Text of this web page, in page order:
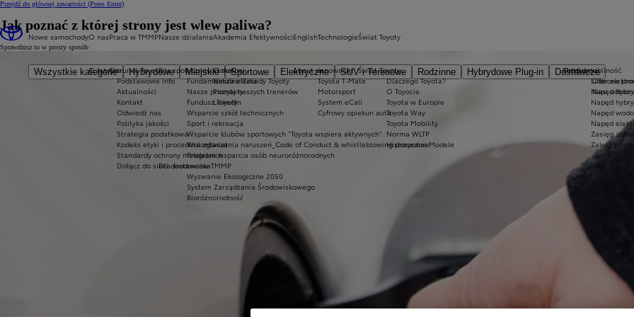
Przejdź do głównej zawartości (Press Enter)
Nowe samochody
Wszystkie kategorie Hybrydowe Miejskie Sportowe Elektryczne SUV i Terenowe Rodzinne Hybrydowe Plug-in
Dostawcze
O nas
O fabryce
Podstawowe info
Aktualności
Kontakt
Odwiedź nas
Polityka jakości
Strategia podatkowa
Kodeks etyki i procedura zgłaszania naruszeń_Code of Conduct & whistleblowing procedure
Standardy ochrony małoletnich
Dołącz do sieci dostawców TMMP
Produkcja
Obecne
Nasi
Praca w TMMP
Kierunek Toyota
Nasze działania
Dla społeczności lokalnej
Fundamentalne Zasady Toyoty
Nasze priorytety
Fundusz Toyoty
Wsparcie szkół technicznych
Sport i rekreacja
Wsparcie klubów sportowych "Toyota wspiera aktywnych"
Wolontariat
Program wsparcia osób neuroróżnorodnych
Dla środowiska
Wyzwanie Ekologiczne 2050
System Zarządzania Środowiskowego
Bioróżnorodność
Akademia Efektywności
O nas
Nasza oferta
Poznaj naszych trenerów
LinkedIn
English
About us
Technologie
Innowacje
Toyota T-Mate
Motorsport
System eCall
Cyfrowy opiekun auta
Elektromobilność
Lider
Napęd
Napęd
Napęd
Napęd
Zasięg aut
Zalety
Świat Toyoty
Świat Toyoty
Dlaczego Toyota?
O Toyocie
Toyota w Europie
Toyota Way
Toyota Mobility
Norma WLTP
Historyczne Modele
Jak poznać z której strony jest wlew paliwa?
Sprawdzisz to w prosty sposób